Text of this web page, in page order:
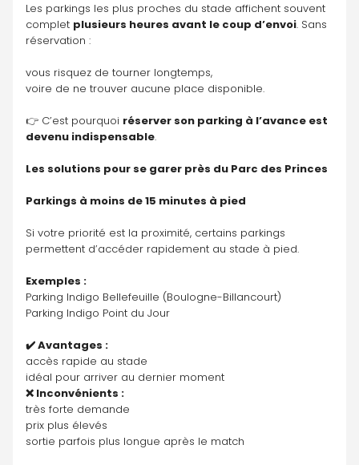
Les parkings les plus proches du stade affichent souvent
complet plusieurs heures avant le coup d’envoi. Sans
réservation :
vous risquez de tourner longtemps,
voire de ne trouver aucune place disponible.
👉 C’est pourquoi réserver son parking à l’avance est
devenu indispensable.
Les solutions pour se garer près du Parc des Princes
Parkings à moins de 15 minutes à pied
Si votre priorité est la proximité, certains parkings
permettent d’accéder rapidement au stade à pied.
Exemples :
Parking Indigo Bellefeuille (Boulogne-Billancourt)
Parking Indigo Point du Jour
✔️ Avantages :
accès rapide au stade
idéal pour arriver au dernier moment
❌ Inconvénients :
très forte demande
prix plus élevés
sortie parfois plus longue après le match